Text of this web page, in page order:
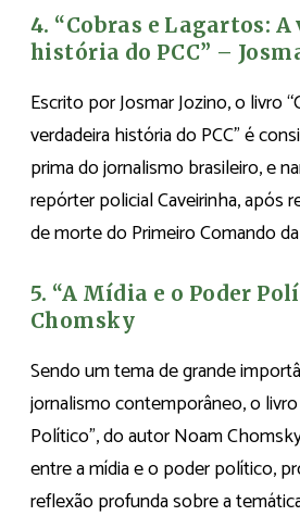
4. “Cobras e Lagartos:
história do PCC” –
Escrito por Josmar Jozino, o livro
verdadeira história do PCC” é
prima do jornalismo brasileiro, e
repórter policial Caveirinha, após
de morte do Primeiro Comando da
5. “A Mídia e o Poder
Chomsky
Sendo um tema de grande
jornalismo contemporâneo, o
Político”, do autor Noam
entre a mídia e o poder político,
reflexão profunda sobre a